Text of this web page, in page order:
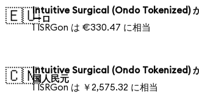
🇪🇺Intuitive Surgical (Ondo Tokenized)
ーロ
1 ISRGon は €330.47 に相当
🇨🇳Intuitive Surgical (Ondo Tokenized)
国人民元
1 ISRGon は ￥2,575.32 に相当